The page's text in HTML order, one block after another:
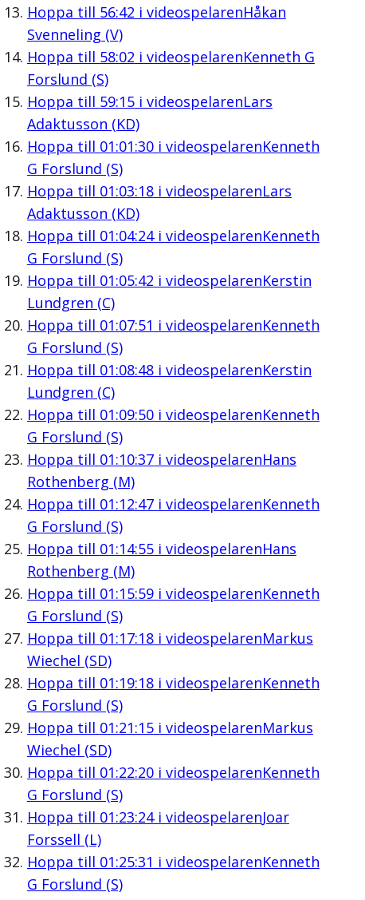
Hoppa till 56:42 i videospelarenHåkan
Svenneling (V)
Hoppa till 58:02 i videospelarenKenneth G
Forslund (S)
Hoppa till 59:15i videospelarenLars
Adaktusson (KD)
Hoppa till 01:01:30i videospelarenKenneth
G Forslund (S)
Hoppa till 01:03:18i videospelarenLars
Adaktusson (KD)
Hoppa till 01:04:24i videospelarenKenneth
G Forslund (S)
Hoppa till 01:05:42 i videospelarenKerstin
Lundgren (C)
Hoppa till 01:07:51 i videospelarenKenneth
G Forslund (S)
Hoppa till 01:08:48i videospelarenKerstin
Lundgren (C)
Hoppa till 01:09:50i videospelarenKenneth
G Forslund (S)
Hoppa till 01:10:37i videospelarenHans
Rothenberg (M)
Hoppa till 01:12:47i videospelarenKenneth
G Forslund (S)
Hoppa till 01:14:55i videospelarenHans
Rothenberg (M)
Hoppa till 01:15:59i videospelarenKenneth
G Forslund (S)
Hoppa till 01:17:18i videospelarenMarkus
Wiechel (SD)
Hoppa till 01:19:18i videospelarenKenneth
G Forslund (S)
Hoppa till 01:21:15i videospelarenMarkus
Wiechel (SD)
Hoppa till 01:22:20i videospelarenKenneth
G Forslund (S)
Hoppa till 01:23:24i videospelarenJoar
Forssell (L)
Hoppa till 01:25:31 i videospelarenKenneth
G Forslund (S)